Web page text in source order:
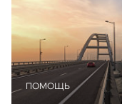
ПОМОЩЬ